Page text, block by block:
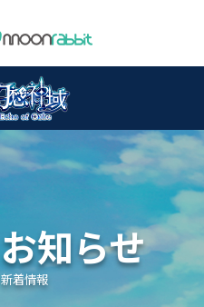
お知らせ
新着情報